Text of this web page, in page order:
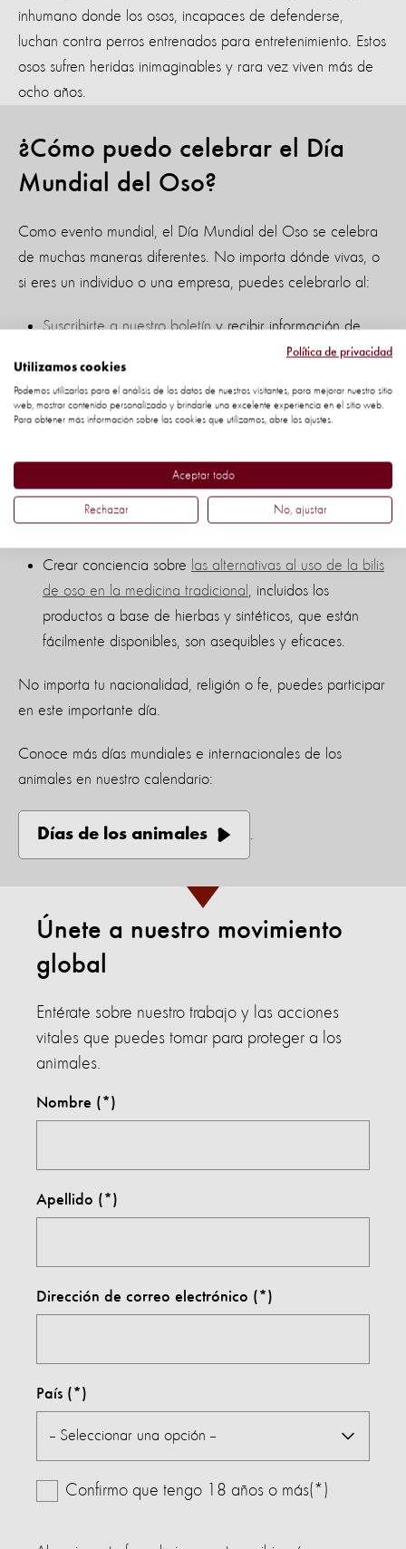
inhumano donde los osos, incapaces de defenderse,
luchan contra perros entrenados para entretenimiento. Estos
osos sufren heridas inimaginables y rara vez viven más de
ocho años.
¿Cómo puedo celebrar el Día
Mundial del Oso?
Como evento mundial, el Día Mundial del Oso se celebra
de muchas maneras diferentes. No importa dónde vivas, o
si eres un individuo o una empresa, puedes celebrarlo al:
Suscribirte a nuestro boletín y recibir información de
nuestras campañas sobre cómo puedes ayudar para
cambiar la legislación y poner fin a las prácticas
crueles que afectan a los osos.
: cuanto más aprendemos sobre la mente de los
animales, más difícil es justificar las prácticas que
usamos que les causan sufrimiento.
Crear conciencia sobre las alternativas al uso de la bilis
de oso en la medicina tradicional , incluidos los
productos a base de hierbas y sintéticos, que están
fácilmente disponibles, son asequibles y eficaces.
No importa tu nacionalidad, religión o fe, puedes participar
en este importante día.
Conoce más días mundiales e internacionales de los
animales en nuestro calendario:
Días de los animales .
Únete a nuestro movimiento
global
Entérate sobre nuestro trabajo y las acciones
vitales que puedes tomar para proteger a los
animales.
Nombre
Apellido
Dirección de correo electrónico
País
Confirmo que tengo 18 años o más(*)
Política de privacidad
Utilizamos cookies
Podemos utilizarlas para el análisis de los datos de nuestros visitantes, para mejorar nuestro sitio
web, mostrar contenido personalizado y brindarle una excelente experiencia en el sitio web.
Para obtener más información sobre las cookies que utilizamos, abre los ajustes.
Aceptar todo
Rechazar No, ajustar